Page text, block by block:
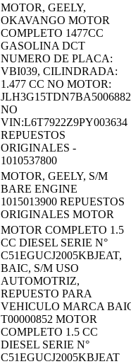
MOTOR, GEELY,
OKAVANGO MOTOR
COMPLETO 1477CC
GASOLINA DCT
NUMERO DE PLACA:
VBI039, CILINDRADA:
1.477 CC NO MOTOR:
NO
VIN:L6T7922Z9PY003634
REPUESTOS
ORIGINALES -
1010537800
MOTOR, GEELY, S/M
BARE ENGINE
1015013900 REPUESTOS
ORIGINALES MOTOR
MOTOR COMPLETO 1.5
CC DIESEL SERIE N°
C51EGUCJ2005KBJEAT,
BAIC, S/M USO
AUTOMOTRIZ,
REPUESTO PARA
VEHICULO MARCA
T00000852 MOTOR
COMPLETO 1.5 CC
DIESEL SERIE N°
C51EGUCJ2005KBJEAT